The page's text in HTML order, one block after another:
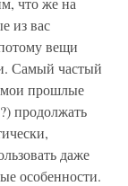
из вас
вещи
Самый частый
мои прошлые
продолжать
даже
особенности.